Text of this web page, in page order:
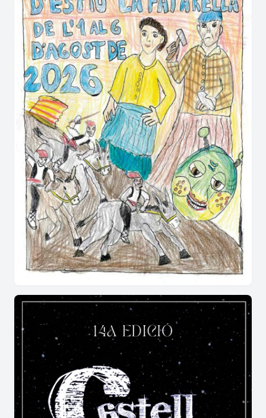
per a 25 persones. Aquí s’hi representen funcions
de màgia de petit format, en vàries sessions al
llarg del dia, per tal que el visitant pugui gaudir
d’un espectacle màgic abans o després de veure
La Casa dels Àngels, depenent de l’hora que li
vingui més de gust.
Aquí ens trobaràs:
Carrer del Portal Nou, 3
Castellserà
Tel. 649 734 546
hola@lacasadelsangels.com
Compra la teva entrada
Més informació